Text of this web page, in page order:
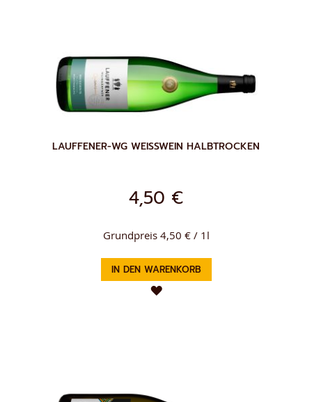
LAUFFENER-WG WEISSWEIN HALBTROCKEN
4,50 €
Grundpreis 4,50 € / 1l
IN DEN WARENKORB
ZUR